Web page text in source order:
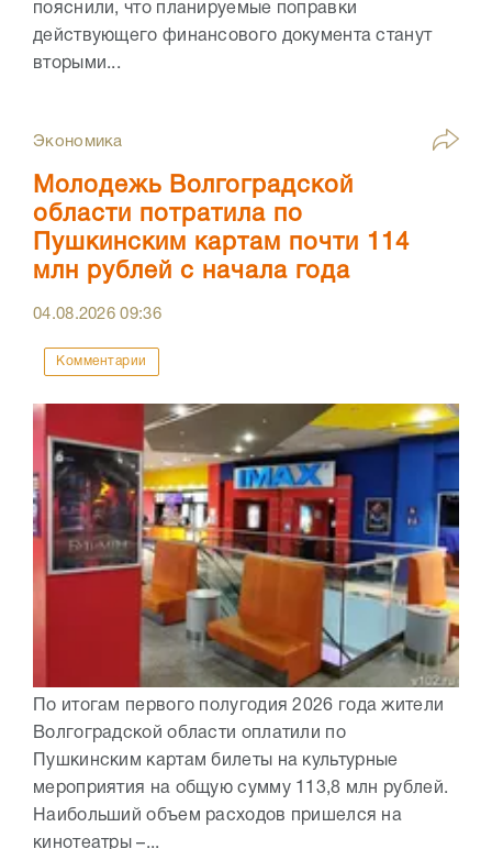
пояснили, что планируемые поправки
действующего финансового документа станут
вторыми...
Экономика
Молодежь Волгоградской
области потратила по
Пушкинским картам почти 114
млн рублей с начала года
04.08.202609:36
Комментарии
По итогам первого полугодия 2026 года жители
Волгоградской области оплатили по
Пушкинским картам билеты на культурные
мероприятия на общую сумму 113,8 млн рублей.
Наибольший объем расходов пришелся на
кинотеатры –...